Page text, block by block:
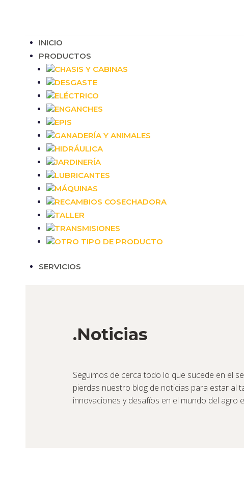
INICIO
PRODUCTOS
CHASIS Y CABINAS
DESGASTE
ELÉCTRICO
ENGANCHES
EPIS
GANADERÍA Y ANIMALES
HIDRÁULICA
JARDINERÍA
LUBRICANTES
MÁQUINAS
RECAMBIOS COSECHADORA
TALLER
TRANSMISIONES
OTRO TIPO DE PRODUCTO
SERVICIOS
.Noticias
Seguimos de cerca todo lo que sucede en el
pierdas nuestro blog de noticias para estar al
innovaciones y desafíos en el mundo del agro